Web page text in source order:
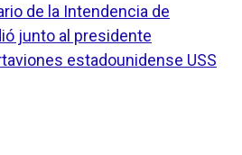
de la Intendencia de
junto al presidente
estadounidense USS